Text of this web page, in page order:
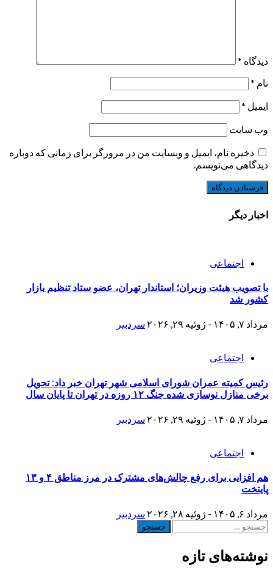
دیدگاه *
نام *
ایمیل *
وب‌ سایت
ذخیره نام، ایمیل و وبسایت من در مرورگر برای زمانی که دوباره
دیدگاهی می‌نویسم.
اخبار دیگر
اجتماعی
با تصویب هیئت وزیران؛ استاندار تهران، عضو ستاد تنظیم بازار
کشور شد
مرداد ۷, ۱۴۰۵ - ژوئیه ۲۹, ۲۰۲۶ سردبیر
اجتماعی
رئیس کمیته عمران شورای اسلامی شهر تهران خبر داد: تحویل
برخی منازل نوسازی شده جنگ ۱۲ روزه در تهران تا پایان سال
مرداد ۷, ۱۴۰۵ - ژوئیه ۲۹, ۲۰۲۶ سردبیر
اجتماعی
هم افزایی برای رفع چالش‌های مشترک در مرز مناطق ۴ و ۱۳
پایتخت
مرداد ۶, ۱۴۰۵ - ژوئیه ۲۸, ۲۰۲۶
سردبیر
جستجو
نوشته‌های تازه